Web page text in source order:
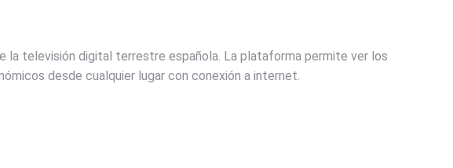
la televisión digital terrestre española. La plataforma permite ver los
desde cualquier lugar con conexión a internet.